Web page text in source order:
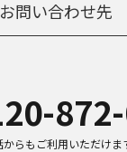
お問い合わせ先
らもご利用いただけま